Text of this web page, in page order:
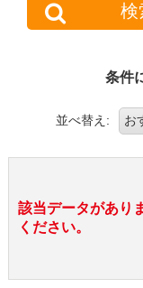
検
条件
並べ替え:
該当データがあり
ください。